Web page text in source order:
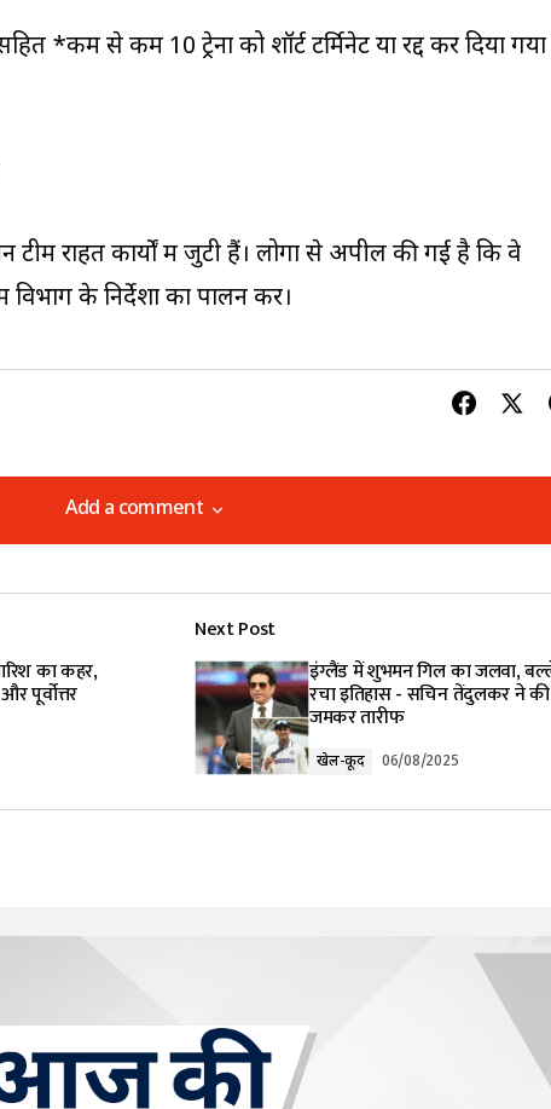
*कम से कम 10 ट्रेनों को शॉर्ट टर्मिनेट या रद्द कर दिया गया
टीमें राहत कार्यों में जुटी हैं। लोगों से अपील की गई है कि वे
विभाग के निर्देशों का पालन करें।
Add a comment
Add a comment
Required fields are marked *
का कहर,
पूर्वोत्तर
Next Post
इंग्लैंड में शुभमन गिल का जलवा,
रचा इतिहास - सचिन तेंदुलकर ने की
जमकर तारीफ
खेल-कूद 06/08/2025